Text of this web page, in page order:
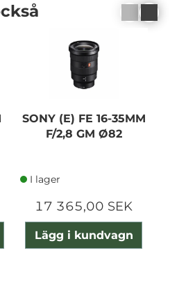
SONY (E) FE 16-35MM
F/2,8 GM Ø82
I lager
17 365,00 SEK
Lägg i kundvagn